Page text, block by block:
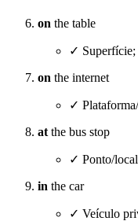
on the table
✓ Superfície;
on the internet
✓
at the bus stop
✓ Ponto/
in the car
✓ Veículo